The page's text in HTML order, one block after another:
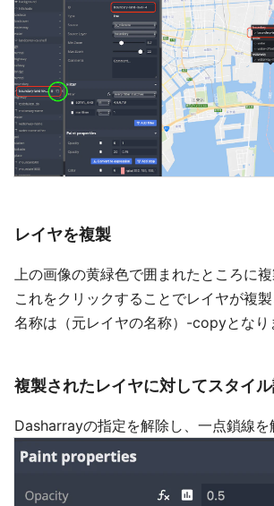
レイヤを複製
上の画像の黄緑色で囲まれたところに複
これをクリックすることでレイヤが複
名称は（元レイヤの名称）-copyとなり
複製されたレイヤに対してスタイ
Dasharrayの指定を解除し、一点鎖線を